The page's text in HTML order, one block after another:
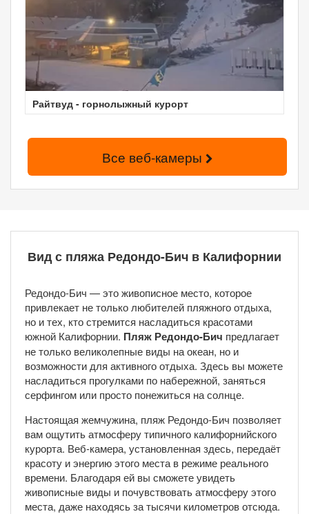
Райтвуд - горнолыжный курорт
Все веб-камеры
Вид с пляжа Редондо-Бич в Калифорнии
Редондо-Бич — это живописное место, которое
привлекает не только любителей пляжного отдыха,
но и тех, кто стремится насладиться красотами
южной Калифорнии. Пляж Редондо-Бич предлагает
не только великолепные виды на океан, но и
возможности для активного отдыха. Здесь вы можете
насладиться прогулками по набережной, заняться
серфингом или просто понежиться на солнце.
Настоящая жемчужина, пляж Редондо-Бич позволяет
вам ощутить атмосферу типичного калифорнийского
курорта. Веб-камера, установленная здесь, передаёт
красоту и энергию этого места в режиме реального
времени. Благодаря ей вы сможете увидеть
живописные виды и почувствовать атмосферу этого
места, даже находясь за тысячи километров отсюда.